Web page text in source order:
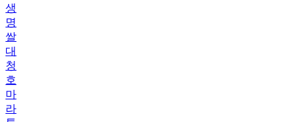
생
명
쌀
대
청
호
마
라